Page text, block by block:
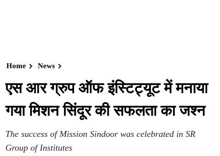
Home News
एस आर ग्रुप ऑफ इंस्टिट्यूट में मनाया
गया मिशन सिंदूर की सफलता का जश्न
The success of Mission Sindoor was celebrated in SR
Group of Institutes